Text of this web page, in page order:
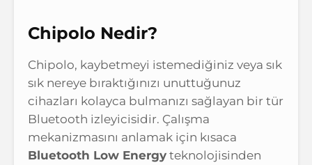
Chipolo Nedir?
Chipolo, kaybetmeyi istemediğiniz veya sık
sık nereye bıraktığınızı unuttuğunuz
cihazları kolayca bulmanızı sağlayan bir tür
Bluetooth izleyicisidir. Çalışma
mekanizmasını anlamak için kısaca
Bluetooth Low Energy teknolojisinden